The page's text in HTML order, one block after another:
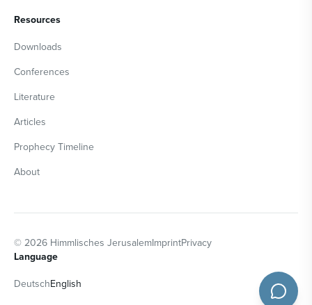
Resources
Downloads
Conferences
Literature
Articles
Prophecy Timeline
About
© 2026 Himmlisches JerusalemImprintPrivacy
Language
DeutschEnglish